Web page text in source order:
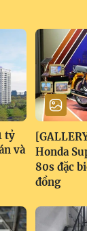
tỷ
và
Honda
80s đặc
đồng